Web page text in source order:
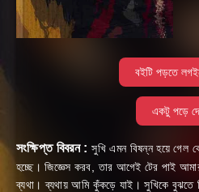
বইটি পড়তে
একটু পড়ে
সংক্ষিপ্ত বিবরন : সুখি এমন বিষন্ন হয়ে গেল
হচ্ছে। জিজ্ঞেস করব, তার আগেই টের পাই
ব্যথা। ব্যথায় আমি কুঁকড়ে যাই। সুখিকে বুঝতে